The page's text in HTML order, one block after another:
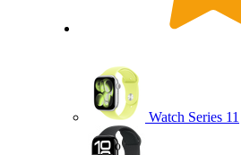
Watch Series 11